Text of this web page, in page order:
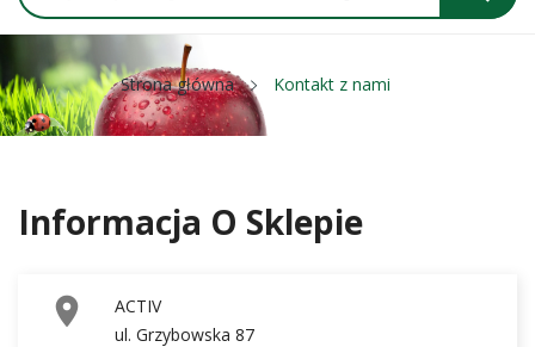
Strona główna Kontakt z nami
Informacja O Sklepie

ACTIV
ul. Grzybowska 87